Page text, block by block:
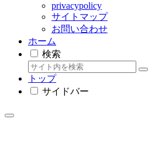
privacypolicy
サイトマップ
お問い合わせ
ホーム
検索
トップ
サイドバー